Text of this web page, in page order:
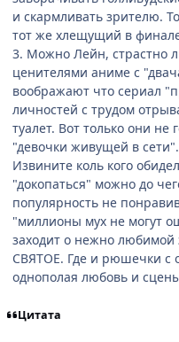
и скармливать зрителю.
тот же хлещущий в
3. Можно Лейн, страстно
ценителями аниме с
воображают что сериал
личностей с трудом
туалет. Вот только они не
"девочки живущей в сети".
Извините коль кого
"докопаться" можно до
популярность не
"миллионы мух не могут
заходит о нежно любимой
СВЯТОЕ. Где и рюшечки с
однополая любовь и
Цитата